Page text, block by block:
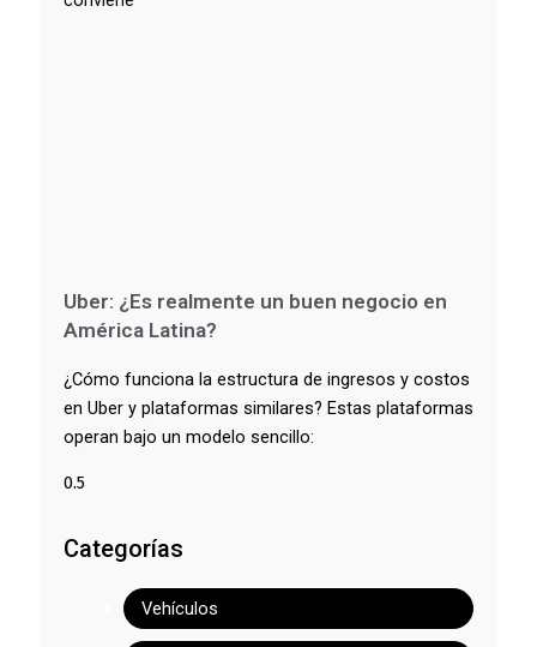
Uber: ¿Es realmente un buen negocio en
América Latina?
¿Cómo funciona la estructura de ingresos y costos
en Uber y plataformas similares? Estas plataformas
operan bajo un modelo sencillo:
Categorías
Vehículos